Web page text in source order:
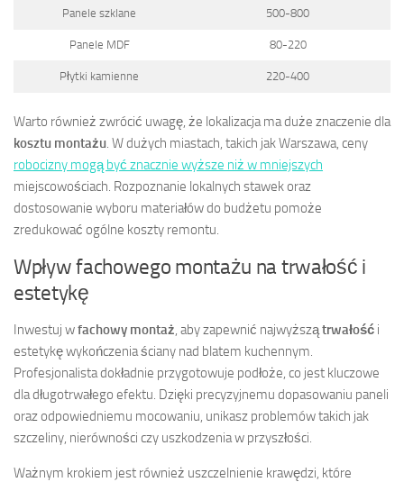
Panele szklane 500-800
Panele MDF 80-220
Płytki kamienne 220-400
Warto również zwrócić uwagę, że lokalizacja ma duże znaczenie dla
kosztu montażu. W dużych miastach, takich jak Warszawa, ceny
robocizny mogą być znacznie wyższe niż w mniejszych
miejscowościach. Rozpoznanie lokalnych stawek oraz
dostosowanie wyboru materiałów do budżetu pomoże
zredukować ogólne koszty remontu.
Wpływ fachowego montażu na trwałość i
estetykę
Inwestuj wfachowy montaż, aby zapewnić najwyższątrwałość i
estetykę wykończenia ściany nad blatem kuchennym.
Profesjonalista dokładnie przygotowuje podłoże, co jest kluczowe
dla długotrwałego efektu. Dzięki precyzyjnemu dopasowaniu paneli
oraz odpowiedniemu mocowaniu, unikasz problemów takich jak
szczeliny, nierówności czy uszkodzenia w przyszłości.
Ważnym krokiem jest również uszczelnienie krawędzi, które